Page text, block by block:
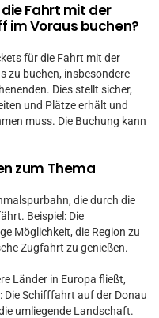
Fahrt mit der
im Voraus buchen?
für die Fahrt mit der
zu buchen, insbesondere
Dies stellt sicher,
und Plätze erhält und
muss. Die Buchung kann
zum Thema
die durch die
Beispiel: Die
Möglichkeit, die Region zu
Zugfahrt zu genießen.
Länder in Europa fließt,
Die Schifffahrt auf der Donau
umliegende Landschaft.